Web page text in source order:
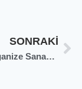
SONRAKI
Lefkoşa Organize Sanayi Bölgesi temizleniyor